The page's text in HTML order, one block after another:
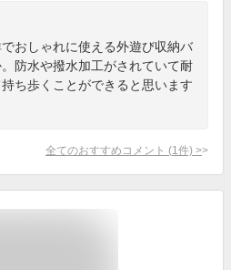
おしゃれに使える外遊び収納バ
防水や撥水加工がされていて耐
ち歩くことができると思います
全てのおすすめコメント (1 件) >